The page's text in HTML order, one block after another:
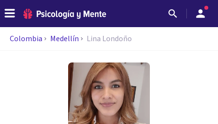
Colombia Medellín Lina Londoño